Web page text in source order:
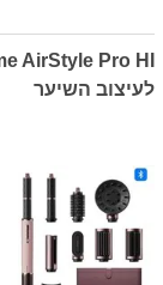
לעיצוב השיער